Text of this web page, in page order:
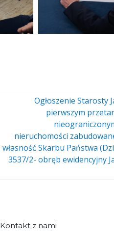
Ogłoszenie Starosty
pierwszym
nieruchomości
własność Skarbu Państwa
3537/2- obręb ewidencyjny
Kontakt z nami